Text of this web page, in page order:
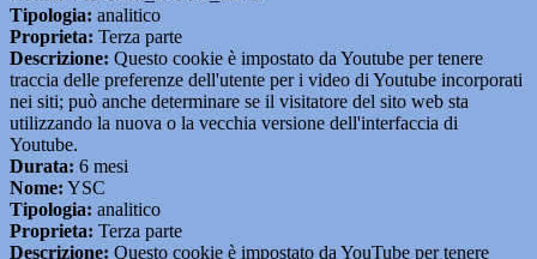
Tipologia: analitico
Proprieta: Terza parte
Descrizione: Questo cookie è impostato da Youtube per tenere
traccia delle preferenze dell'utente per i video di Youtube incorporati
nei siti; può anche determinare se il visitatore del sito web sta
utilizzando la nuova o la vecchia versione dell'interfaccia di
Youtube.
Durata: 6 mesi
Nome: YSC
Tipologia: analitico
Proprieta: Terza parte
Descrizione: Questo cookie è impostato da YouTube per tenere